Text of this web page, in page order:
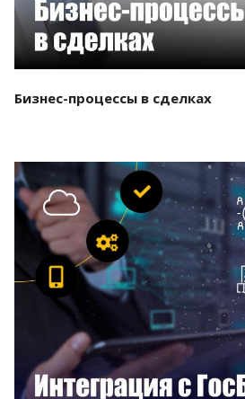
Бизнес-процессы в сделках
Смотреть проект